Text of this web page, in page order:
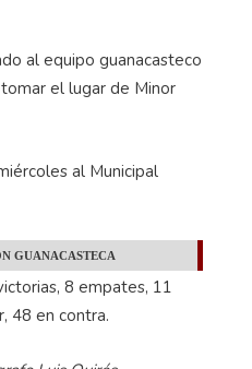
al equipo guanacasteco
el lugar de Minor
al Municipal
GUANACASTECA
8 empates, 11
48 en contra.